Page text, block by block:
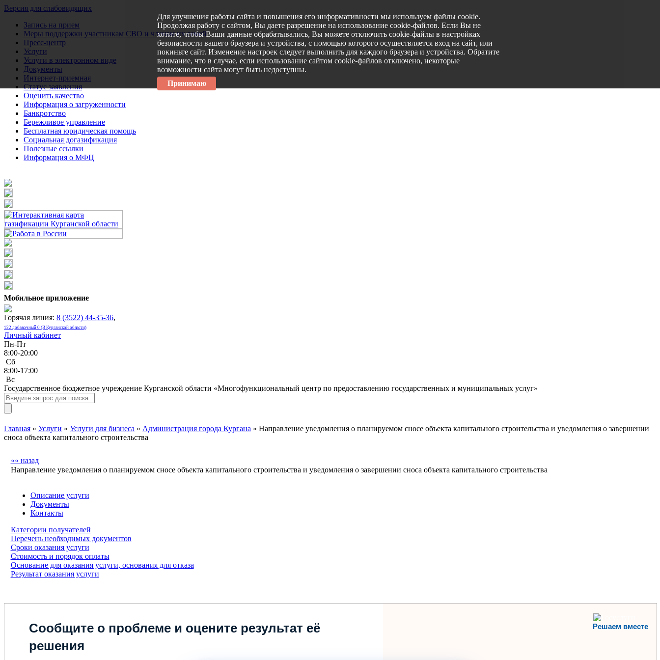
Версия для слабовидящих
Запись на прием
Меры поддержки участникам СВО и членам их семей
Пресс-центр
Услуги
Услуги в электронном виде
Документы
Интернет-приемная
Статус заявления
Оценить качество
Информация о загруженности
Банкротство
Бережливое управление
Бесплатная юридическая помощь
Социальная догазификация
Полезные ссылки
Информация о МФЦ
Мобильное приложение
Горячая линия: 8 (3522) 44-35-36,
122 добавочный 0 (В Курганской области)
Личный кабинет
Пн-Пт
8:00-20:00
Сб
8:00-17:00
Bc
Государственное бюджетное учреждение Курганской области «Многофункциональный центр по предоставлению государственных и муниципальных услуг»
Главная » Услуги » Услуги для бизнеса » Администрация города Кургана » Направление уведомления о планируемом сносе объекта капитального строительства и уведомления о завершении
сноса объекта капитального строительства
«« назад
Направление уведомления о планируемом сносе объекта капитального строительства и уведомления о завершении сноса объекта капитального строительства
Описание услуги
Документы
Контакты
Категории получателей
Перечень необходимых документов
Сроки оказания услуги
Стоимость и порядок оплаты
Основание для оказания услуги, основания для отказа
Результат оказания услуги
Решаем вместе
Сообщите о проблеме и оцените результат её
решения
Для улучшения работы сайта и повышения его информативности мы используем файлы cookie.
Продолжая работу с сайтом, Вы даете разрешение на использование cookie-файлов. Если Вы не
хотите, чтобы Ваши данные обрабатывались, Вы можете отключить cookie-файлы в настройках
безопасности вашего браузера и устройства, с помощью которого осуществляется вход на сайт, или
покиньте сайт. Изменение настроек следует выполнить для каждого браузера и устройства. Обратите
внимание, что в случае, если использование сайтом cookie-файлов отключено, некоторые
возможности сайта могут быть недоступны.
Принимаю